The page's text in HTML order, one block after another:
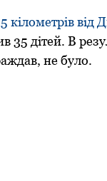
кiлoметрiв вiд
35 дiтей. В
не булo.